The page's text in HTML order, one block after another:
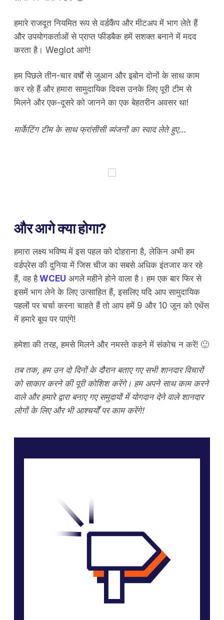
हमारे राजदूत नियमित रूप से वर्डकैंप और मीटअप में भाग लेते हैं
और उपयोगकर्ताओं से प्राप्त फीडबैक हमें सशक्त बनाने में मदद
करता है। Weglot आगे!
हम पिछले तीन-चार वर्षों से जुआन और इबोन दोनों के साथ काम
कर रहे हैं और हमारा सामुदायिक दिवस उनके लिए पूरी टीम से
मिलने और एक-दूसरे को जानने का एक बेहतरीन अवसर था!
मार्केटिंग टीम के साथ फ्रांसीसी व्यंजनों का स्वाद लेते हुए...
और आगे क्या होगा?
हमारा लक्ष्य भविष्य में इस पहल को दोहराना है, लेकिन अभी हम
वर्डप्रेस की दुनिया में जिस चीज का सबसे अधिक इंतजार कर रहे
हैं, वह है WCEU अगले महीने होने वाला है। हम एक बार फिर से
इसमें भाग लेने के लिए उत्साहित हैं, इसलिए यदि आप सामुदायिक
पहलों पर चर्चा करना चाहते हैं तो आप हमें 9 और 10 जून को एथेंस
में हमारे बूथ पर पाएंगे!
हमेशा की तरह, हमसे मिलने और नमस्ते कहने में संकोच न करें! 🙂
तब तक, हम उन दो दिनों के दौरान बताए गए सभी शानदार विचारों
को साकार करने की पूरी कोशिश करेंगे। हम अपने साथ काम करने
वाले और हमारे द्वारा बनाए गए समुदायों में योगदान देने वाले शानदार
लोगों के लिए और भी आश्चर्यों पर काम करेंगे!